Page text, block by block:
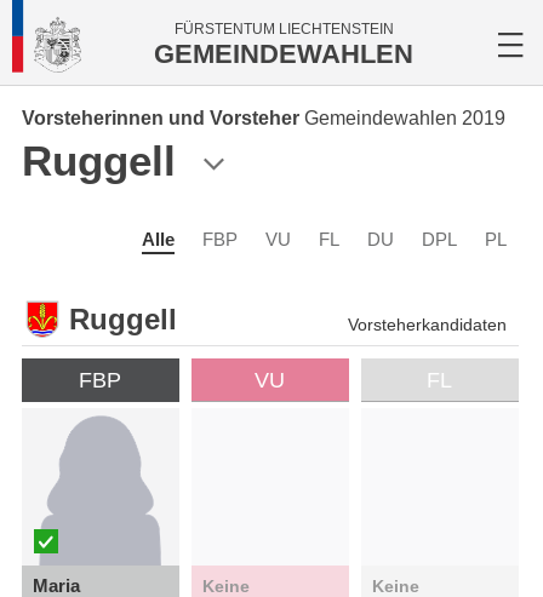
FÜRSTENTUM LIECHTENSTEIN
GEMEINDEWAHLEN
Vorsteherinnen und Vorsteher Gemeindewahlen 2019
Ruggell
Alle FBP VU FL DU DPL PL
Ruggell Vorsteherkandidaten
FBP
Maria
VU
Keine
FL
Keine